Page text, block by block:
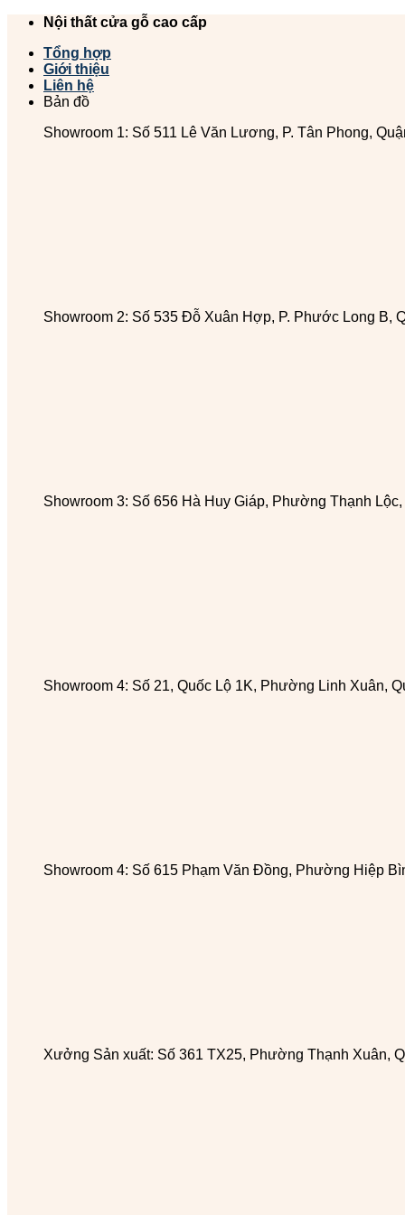
Chuyển
dung
Nội thất cửa gỗ cao cấp
Tổng hợp
Giới thiệu
Liên hệ
Bản đồ
Showroom 1: Số 511 Lê Văn Lương, P. Tân Phong,
Showroom 2: Số 535 Đỗ Xuân Hợp, P. Phước Long B,
Showroom 3: Số 656 Hà Huy Giáp, Phường Thạnh Lộc,
Showroom 4: Số 21, Quốc Lộ 1K, Phường Linh Xuân,
Showroom 4: Số 615 Phạm Văn Đồng, Phường Hiệp
Xưởng Sản xuất: Số 361 TX25, Phường Thạnh Xuân,